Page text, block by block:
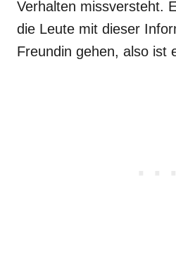
Verhalten missversteht.
die Leute mit dieser
Freundin gehen, also ist